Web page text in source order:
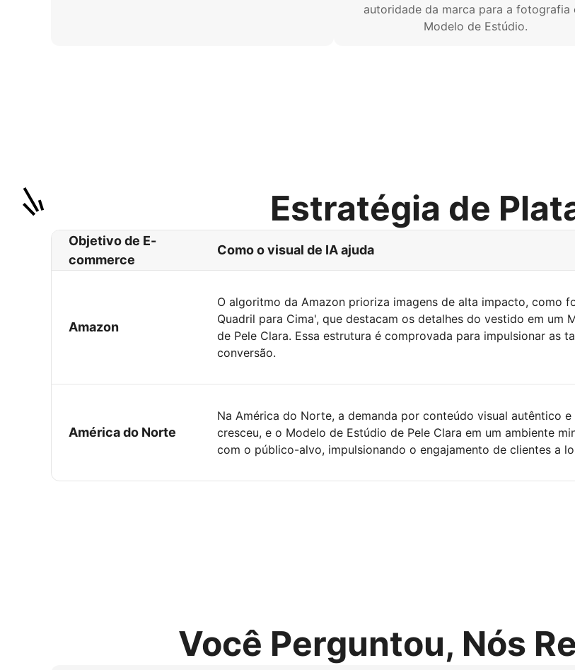
autoridade da marca para a fotografia
Modelo de Estúdio.
Estratégia de
Objetivo de E-
commerce
Como o visual de IA ajuda
Amazon
O algoritmo da Amazon prioriza imagens de alta impacto, como
Quadril para Cima', que destacam os detalhes do vestido em um
de Pele Clara. Essa estrutura é comprovada para impulsionar as
conversão.
América do Norte
Na América do Norte, a demanda por conteúdo visual autêntico e
cresceu, e o Modelo de Estúdio de Pele Clara em um ambiente
com o público-alvo, impulsionando o engajamento de clientes a
Você Perguntou, Nós